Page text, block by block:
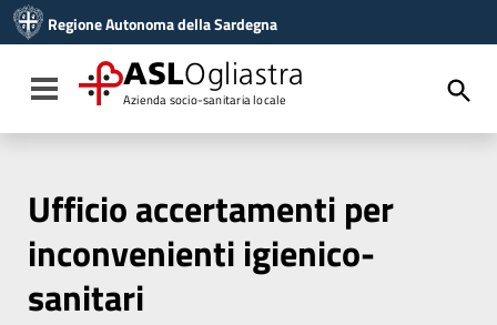
Vai al menu di navigazione
Vai al footer
Regione Autonoma della Sardegna
Toggle navigation
ASLOgliastra
Azienda socio-sanitaria locale
Ufficio accertamenti per
inconvenienti igienico-
sanitari